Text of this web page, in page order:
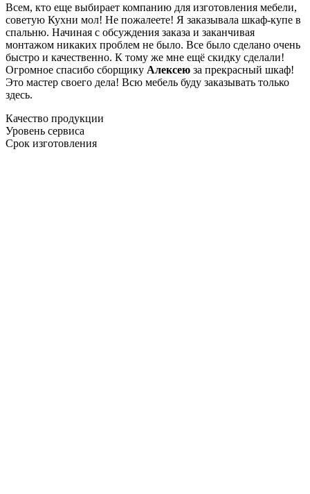
Всем, кто еще выбирает компанию для изготовления мебели,
советую Кухни мол! Не пожалеете! Я заказывала шкаф-купе в
спальню. Начиная с обсуждения заказа и заканчивая
монтажом никаких проблем не было. Все было сделано очень
быстро и качественно. К тому же мне ещё скидку сделали!
Огромное спасибо сборщику Алексею за прекрасный шкаф!
Это мастер своего дела! Всю мебель буду заказывать только
здесь.
Качество продукции
Уровень сервиса
Срок изготовления